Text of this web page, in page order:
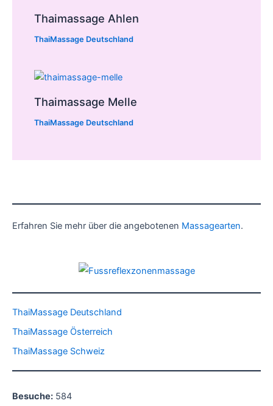
Thaimassage Ahlen
ThaiMassage Deutschland
Thaimassage Melle
ThaiMassage Deutschland
Erfahren Sie mehr über die angebotenen Massagearten.
ThaiMassage Deutschland
ThaiMassage Österreich
ThaiMassage Schweiz
Besuche: 584